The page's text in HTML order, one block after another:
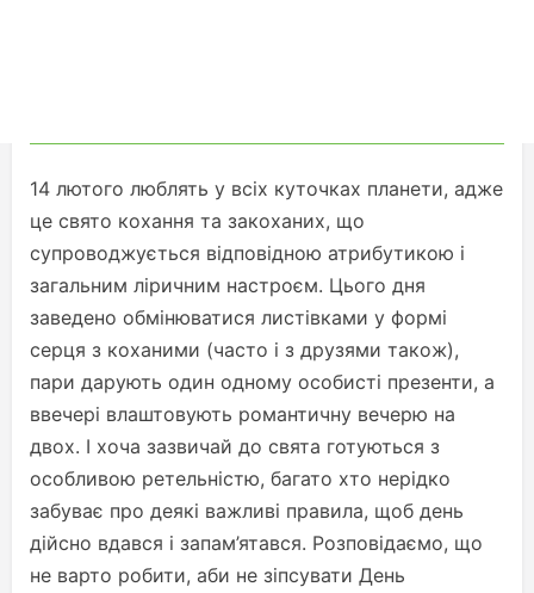
14 лютого люблять у всіх куточках планети, адже
це свято кохання та закоханих, що
супроводжується відповідною атрибутикою і
загальним ліричним настроєм. Цього дня
заведено обмінюватися листівками у формі
серця з коханими (часто і з друзями також),
пари дарують один одному особисті презенти, а
ввечері влаштовують романтичну вечерю на
двох. І хоча зазвичай до свята готуються з
особливою ретельністю, багато хто нерідко
забуває про деякі важливі правила, щоб день
дійсно вдався і запам’ятався. Розповідаємо, що
не варто робити, аби не зіпсувати День